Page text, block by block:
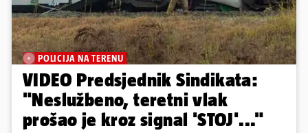
POLICIJA NA TERENU
VIDEO Predsjednik Sindikata:
"Neslužbeno, teretni vlak
prošao je kroz signal 'STOJ'..."